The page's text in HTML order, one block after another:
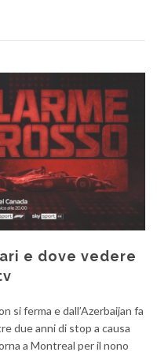
e dove vedere
si ferma e dall’Azerbaijan fa
due anni di stop a causa
a Montreal per il nono